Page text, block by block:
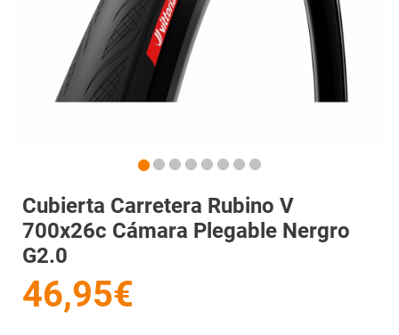
Cubierta Carretera Rubino V
700x26c Cámara Plegable Nergro
G2.0
46,95€